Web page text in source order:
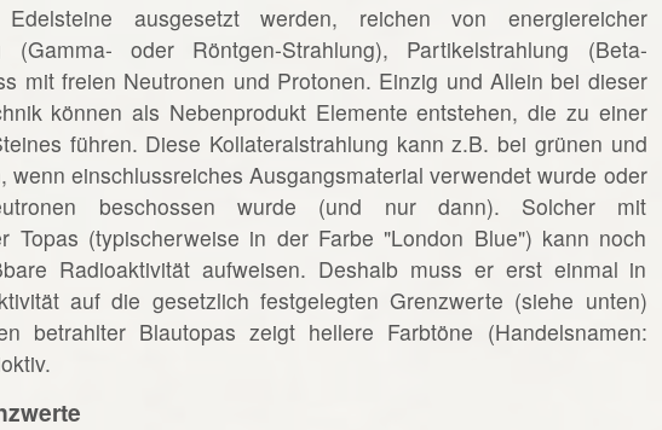
ausgesetzt werden, reichen von energiereicher
(Gamma- oder Röntgen-Strahlung), Partikelstrahlung (Beta-
mit freien Neutronen und Protonen. Einzig und Allein bei dieser
können als Nebenprodukt Elemente entstehen, die zu einer
führen. Diese Kollateralstrahlung kann z.B. bei grünen und
wenn einschlussreiches Ausgangsmaterial verwendet wurde oder
beschossen wurde (und nur dann). Solcher mit
Topas (typischerweise in der Farbe "London Blue") kann noch
Radioaktivität aufweisen. Deshalb muss er erst einmal in
auf die gesetzlich festgelegten Grenzwerte (siehe unten)
betrahlter Blautopas zeigt hellere Farbtöne (Handelsnamen: